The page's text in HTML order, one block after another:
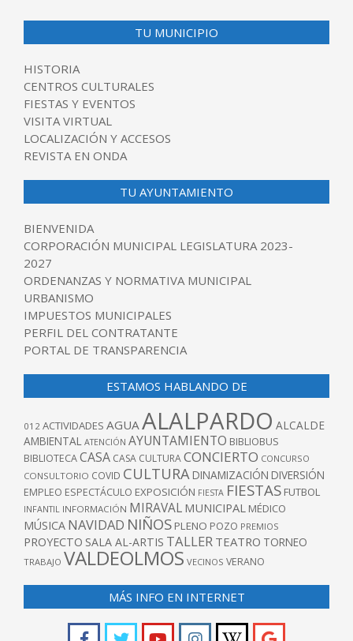
TU MUNICIPIO
HISTORIA
CENTROS CULTURALES
FIESTAS Y EVENTOS
VISITA VIRTUAL
LOCALIZACIÓN Y ACCESOS
REVISTA EN ONDA
TU AYUNTAMIENTO
BIENVENIDA
CORPORACIÓN MUNICIPAL LEGISLATURA 2023-
2027
ORDENANZAS Y NORMATIVA MUNICIPAL
URBANISMO
IMPUESTOS MUNICIPALES
PERFIL DEL CONTRATANTE
PORTAL DE TRANSPARENCIA
ESTAMOS HABLANDO DE
012 ACTIVIDADES AGUAALALPARDO ALCALDE
AMBIENTAL ATENCIÓN AYUNTAMIENTO BIBLIOBUS
BIBLIOTECACASA CASA CULTURACONCIERTO CONCURSO
CONSULTORIO COVID CULTURA DINAMIZACIÓN DIVERSIÓN
EMPLEO ESPECTÁCULO EXPOSICIÓN FIESTA FIESTAS FUTBOL
INFANTIL INFORMACIÓN MIRAVAL MUNICIPAL MÉDICO
MÚSICA NAVIDAD NIÑOS PLENO POZO PREMIOS
PROYECTO SALA AL-ARTIS TALLER TEATRO TORNEO
TRABAJO VALDEOLMOS VECINOS VERANO
MÁS INFO EN INTERNET